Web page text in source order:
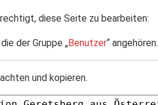
diese Seite zu bearbeiten:
der Gruppe „Benutzer“ angehören.
und kopieren.